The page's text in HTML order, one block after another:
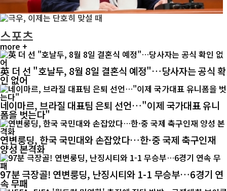
스포츠
more +
英 더 선 "호날두, 8월 8일 결혼식 예정"…당사자는 공식 확
인 없어
네이마르, 브라질 대표팀 은퇴 선언…"이제 국가대표 유니
폼을 벗는다"
연변룽딩, 한국 국민대와 손잡았다…한·중 국제 축구인재
양성 본격화
97분 극장골! 연변룽딩, 난징시티와 1-1 무승부…6경기 연
속 무패